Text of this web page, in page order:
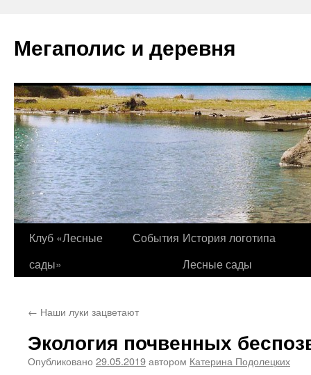
содержимому
Мегаполис и деревня
Клуб «Лесные
сады»
События История логотипа
Лесные сады
← Наши луки зацветают
Экология почвенных
Опубликовано 29.05.2019автором Катерина Подолецких